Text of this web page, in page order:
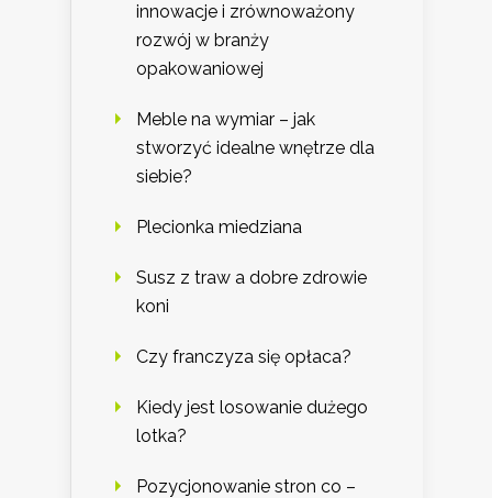
innowacje i zrównoważony
rozwój w branży
opakowaniowej
Meble na wymiar – jak
stworzyć idealne wnętrze dla
siebie?
Plecionka miedziana
Susz z traw a dobre zdrowie
koni
Czy franczyza się opłaca?
Kiedy jest losowanie dużego
lotka?
Pozycjonowanie stron co –